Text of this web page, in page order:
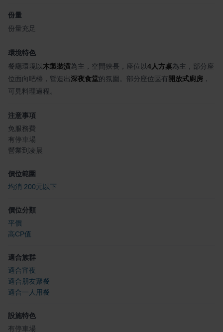
份量
份量充足
環境特色
餐廳環境以木製裝潢為主，空間狹長，座位以4人方桌為主，部分座
位面向吧檯，營造出深夜食堂的氛圍。部分座位區有 開放式廚房 ，
可見料理過程。
注意事項
免服務費
有停車場
營業到凌晨
價位範圍
均消 200元以下
價位分類
平價
高CP值
適合族群
適合宵夜
適合朋友聚餐
適合一人用餐
設施特色
有停車場